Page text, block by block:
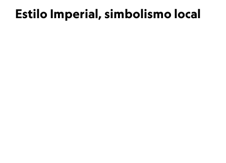
Estilo Imperial, simbolismo local